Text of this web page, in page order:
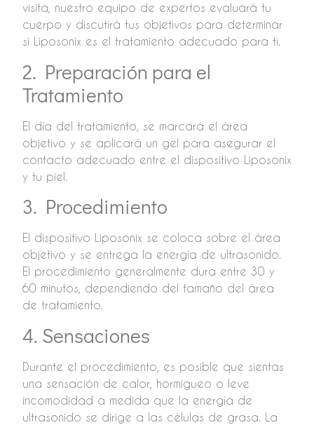
visita, nuestro equipo de expertos evaluará tu
cuerpo y discutirá tus objetivos para determinar
si Liposonix es el tratamiento adecuado para ti.
2. Preparación para el
Tratamiento
El día del tratamiento, se marcará el área
objetivo y se aplicará un gel para asegurar el
contacto adecuado entre el dispositivo Liposonix
y tu piel.
3. Procedimiento
El dispositivo Liposonix se coloca sobre el área
objetivo y se entrega la energía de ultrasonido.
El procedimiento generalmente dura entre 30 y
60 minutos, dependiendo del tamaño del área
de tratamiento.
4. Sensaciones
Durante el procedimiento, es posible que sientas
una sensación de calor, hormigueo o leve
incomodidad a medida que la energía de
ultrasonido se dirige a las células de grasa. La